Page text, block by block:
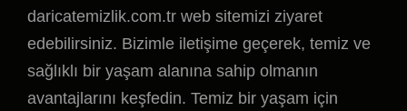
daricatemizlik.com.tr web sitemizi ziyaret
edebilirsiniz. Bizimle iletişime geçerek, temiz ve
sağlıklı bir yaşam alanına sahip olmanın
avantajlarını keşfedin. Temiz bir yaşam için